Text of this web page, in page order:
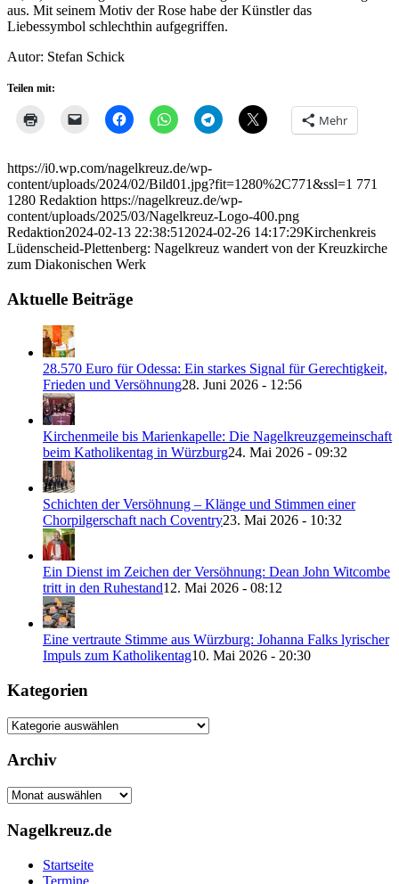
aus. Mit seinem Motiv der Rose habe der Künstler das
Liebessymbol schlechthin aufgegriffen.
Autor: Stefan Schick
Teilen mit:
Mehr
https://i0.wp.com/nagelkreuz.de/wp-
content/uploads/2024/02/Bild01.jpg?fit=1280%2C771&ssl=1 771
1280 Redaktion https://nagelkreuz.de/wp-
content/uploads/2025/03/Nagelkreuz-Logo-400.png
Redaktion2024-02-13 22:38:51 2024-02-26 14:17:29Kirchenkreis
Lüdenscheid-Plettenberg: Nagelkreuz wandert von der Kreuzkirche
zum Diakonischen Werk
Aktuelle Beiträge
28.570 Euro für Odessa: Ein starkes Signal für Gerechtigkeit,
Frieden und Versöhnung28. Juni 2026 - 12:56
Kirchenmeile bis Marienkapelle: Die Nagelkreuzgemeinschaft
beim Katholikentag in Würzburg24. Mai 2026 - 09:32
Schichten der Versöhnung – Klänge und Stimmen einer
Chorpilgerschaft nach Coventry23. Mai 2026 - 10:32
Ein Dienst im Zeichen der Versöhnung: Dean John Witcombe
tritt in den Ruhestand12. Mai 2026 - 08:12
Eine vertraute Stimme aus Würzburg: Johanna Falks lyrischer
Impuls zum Katholikentag10. Mai 2026 - 20:30
Kategorien
Kategorien
Archiv
Archiv
Nagelkreuz.de
Startseite
Termine